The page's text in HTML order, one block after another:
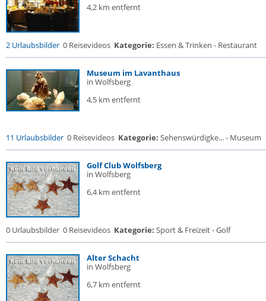
4,2 km entfernt
2 Urlaubsbilder 0 Reisevideos Kategorie: Essen & Trinken - Restaurant
Museum im Lavanthaus
in Wolfsberg
4,5 km entfernt
11 Urlaubsbilder 0 Reisevideos Kategorie: Sehenswürdigke... - Museum
Golf Club Wolfsberg
in Wolfsberg
6,4 km entfernt
0 Urlaubsbilder 0 Reisevideos Kategorie: Sport & Freizeit - Golf
Alter Schacht
in Wolfsberg
6,7 km entfernt